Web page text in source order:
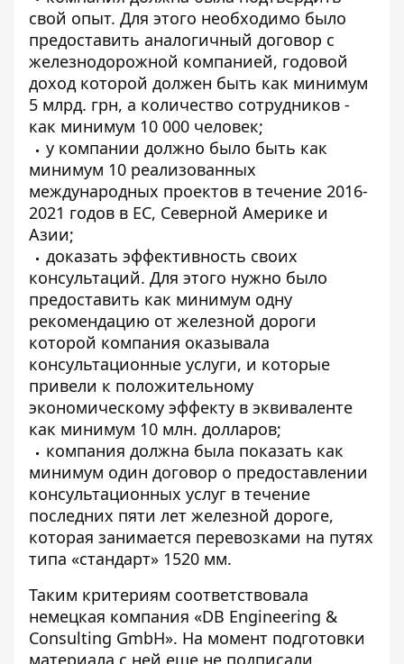
свой опыт. Для этого необходимо было
предоставить аналогичный договор с
железнодорожной компанией, годовой
доход которой должен быть как минимум
5 млрд. грн, а количество сотрудников -
как минимум 10 000 человек;
у компании должно было быть как
минимум 10 реализованных
международных проектов в течение 2016-
2021 годов в ЕС, Северной Америке и
Азии;
доказать эффективность своих
консультаций. Для этого нужно было
предоставить как минимум одну
рекомендацию от железной дороги
которой компания оказывала
консультационные услуги, и которые
привели к положительному
экономическому эффекту в эквиваленте
как минимум 10 млн. долларов;
компания должна была показать как
минимум один договор о предоставлении
консультационных услуг в течение
последних пяти лет железной дороге,
которая занимается перевозками на путях
типа «стандарт» 1520 мм.
Таким критериям соответствовала
немецкая компания «DB Engineering &
Consulting GmbH». На момент подготовки
материала с ней еще не подписали